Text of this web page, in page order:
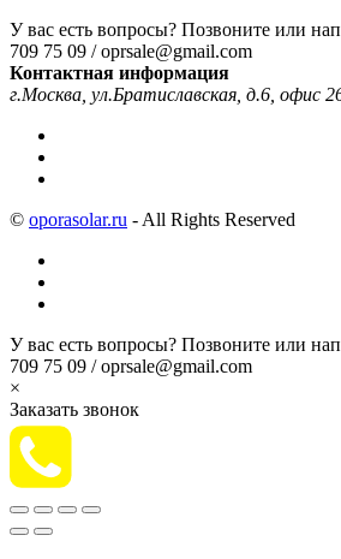
У вас есть вопросы? Позвоните или
709 75 09 / oprsale@gmail.com
Контактная информация
г.Москва, ул.Братиславская, д.6, офис
© oporasolar.ru - All Rights Reserved
У вас есть вопросы? Позвоните или
709 75 09 / oprsale@gmail.com
×
Заказать звонок